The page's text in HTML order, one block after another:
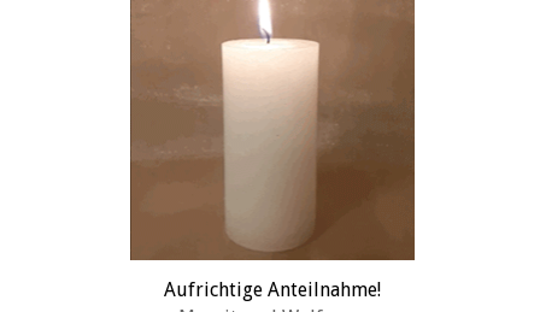
Aufrichtige Anteilnahme!